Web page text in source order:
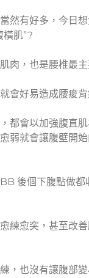
然有好多，今日
橫肌”?
肉，也是腰椎最
會好易造成腰痠
都會以加強腹直
弱就會讓腹壁開
後個下腹點做都
練愈突，甚至改
，也沒有讓腹部